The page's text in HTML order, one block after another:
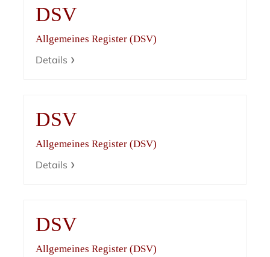
DSV
Allgemeines Register (DSV)
Details
DSV
Allgemeines Register (DSV)
Details
DSV
Allgemeines Register (DSV)